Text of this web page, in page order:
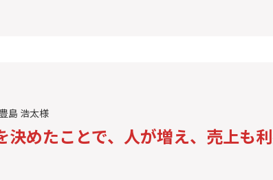
島 浩太様
決めたことで、人が増え、売上も